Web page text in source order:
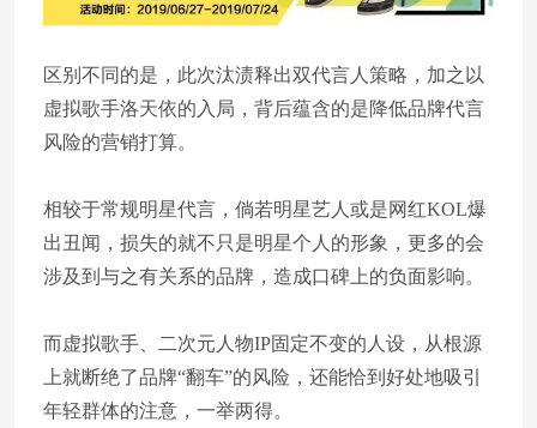
区别不同的是，此次汰渍释出双代言人策略，加之以
虚拟歌手洛天依的入局，背后蕴含的是降低品牌代言
风险的营销打算。
相较于常规明星代言，倘若明星艺人或是网红KOL爆
出丑闻，损失的就不只是明星个人的形象，更多的会
涉及到与之有关系的品牌，造成口碑上的负面影响。
而虚拟歌手、二次元人物IP固定不变的人设，从根源
上就断绝了品牌“翻车”的风险，还能恰到好处地吸引
年轻群体的注意，一举两得。